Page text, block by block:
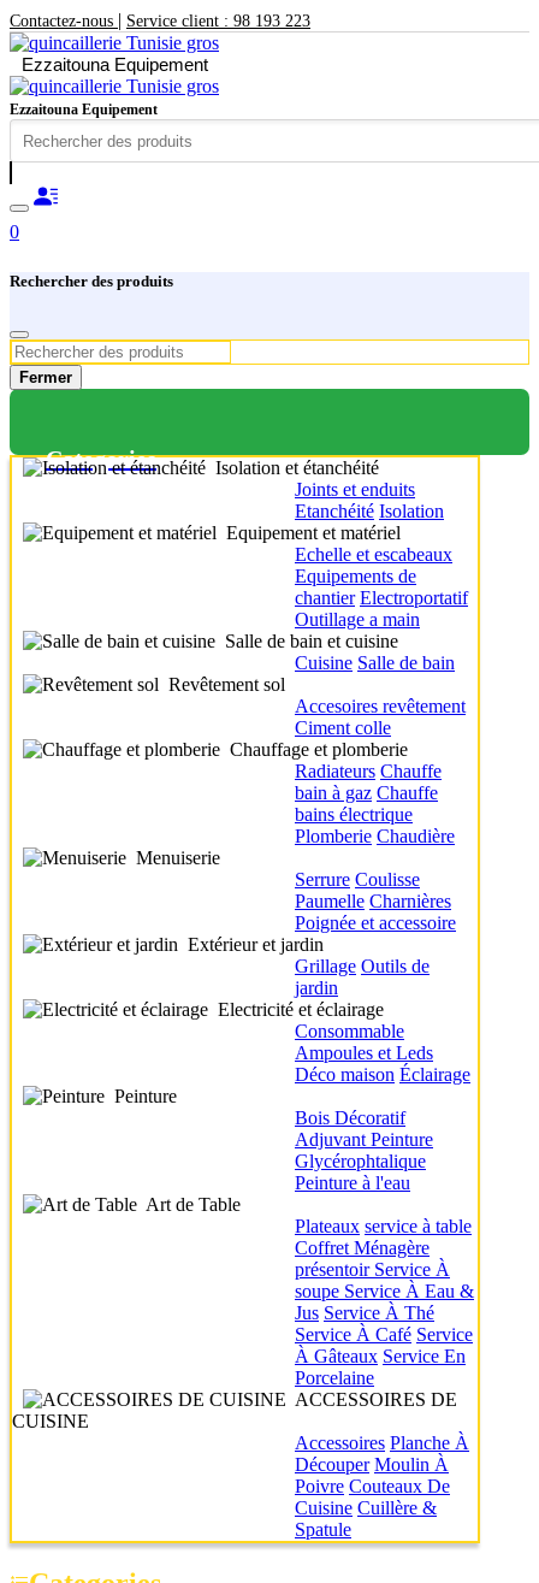
Contactez-nous | Service client : 98 193 223
Ezzaitouna Equipement
Ezzaitouna Equipement
0
Rechercher des produits
Fermer
Categories
Isolation et étanchéité
Joints et enduits
Etanchéité Isolation
Equipement et matériel
Echelle et escabeaux
Equipements de
chantier Electroportatif
Outillage a main
Salle de bain et cuisine
Cuisine Salle de bain
Revêtement sol
Accesoires revêtement
Ciment colle
Chauffage et plomberie
Radiateurs Chauffe
bain à gaz Chauffe
bains électrique
Plomberie Chaudière
Menuiserie
Serrure Coulisse
Paumelle Charnières
Poignée et accessoire
Extérieur et jardin
Grillage Outils de
jardin
Electricité et éclairage
Consommable
Ampoules et Leds
Déco maison Éclairage
Peinture
Bois Décoratif
Adjuvant Peinture
Glycérophtalique
Peinture à l'eau
Art de Table
Plateaux service à table
Coffret Ménagère
présentoir Service À
soupe Service À Eau &
Jus Service À Thé
Service À Café Service
À Gâteaux Service En
Porcelaine
ACCESSOIRES DE
CUISINE
Accessoires Planche À
Découper Moulin À
Poivre Couteaux De
Cuisine Cuillère &
Spatule